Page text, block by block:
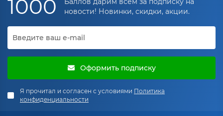
1000
новости! Новинки, скидки, акции.
Оформить подписку
Я прочитал и согласен с условиями Политика
конфиденциальности